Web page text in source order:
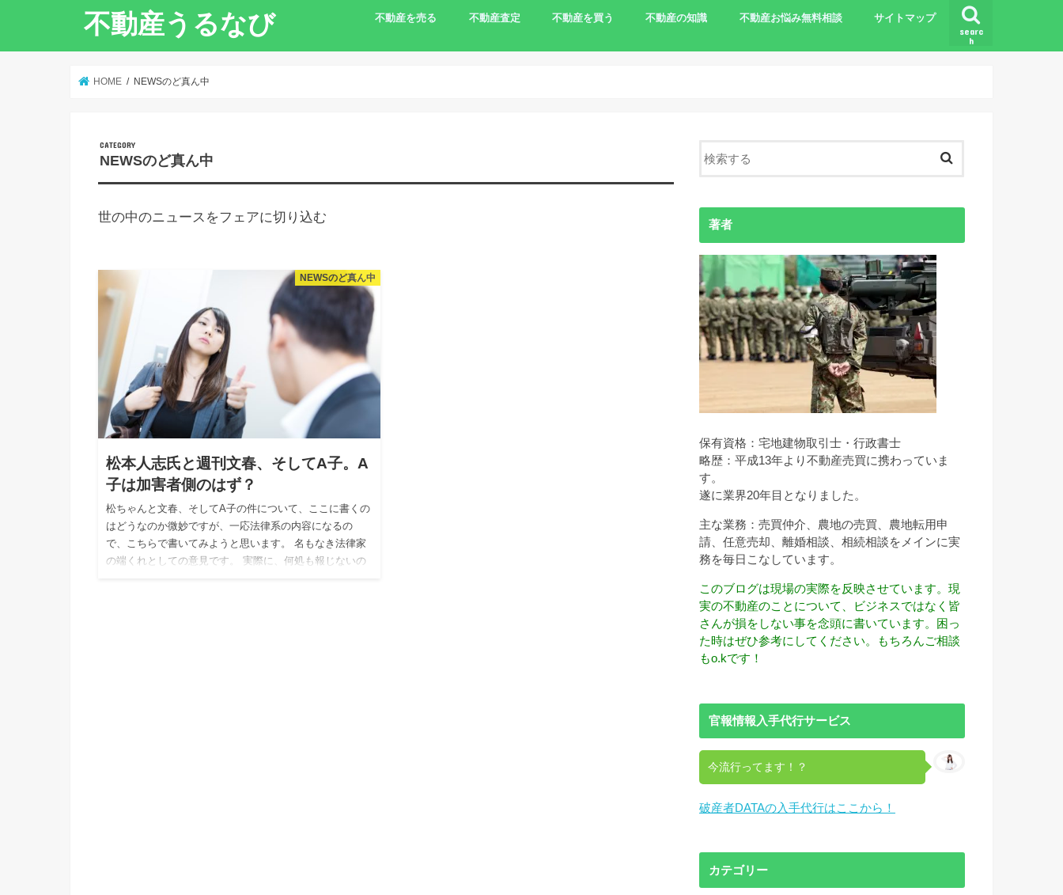
不動産うるなび
searc
h
不動産を売る
家を売りたい
相続で売る
離婚で家を売る
住宅ローンの支払いで売る
土地を売りたい
農地の売却
負動産
不動産査定
一括査定サイト
不動産を買う
農地を買う
不動産の知識
不動産売却の基礎知識
不動産お悩み無料相談 サイトマップ
HOME NEWSのど真ん中
NEWSのど真ん中
世の中のニュースをフェアに切り込む
NEWSのど真ん中
松本人志氏と週刊文春、そしてA子。A
子は加害者側のはず？
松ちゃんと文春、そしてA子の件について、ここに書くの
はどうなのか微妙ですが、一応法律系の内容になるの
で、こちらで書いてみようと思います。 名もなき法律家
の端くれとしての意見です。 実際に、何処も報じないの
著者
保有資格：宅地建物取引士・行政書士
略歴：平成13年より不動産売買に携わっていま
す。
遂に業界20年目となりました。
主な業務：売買仲介、農地の売買、農地転用申
請、任意売却、離婚相談、相続相談をメインに実
務を毎日こなしています。
このブログは現場の実際を反映させています。現
実の不動産のことについて、ビジネスではなく皆
さんが損をしない事を念頭に書いています。困っ
た時はぜひ参考にしてください。もちろんご相談
もo.kです！
官報情報入手代行サービス
今流行ってます！？
破産者DATAの入手代行はここから！
カテゴリー